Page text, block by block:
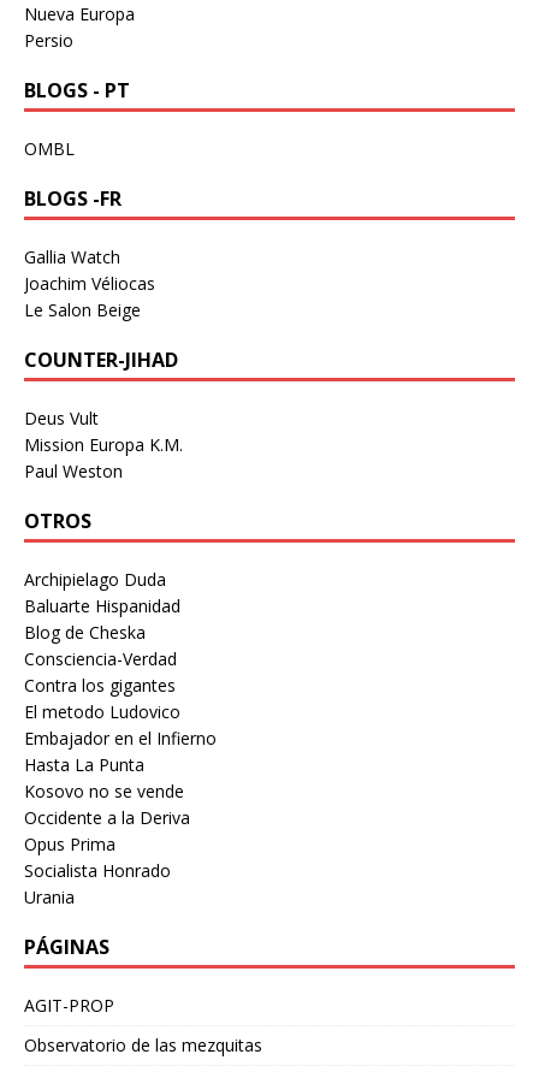
Nueva Europa
Persio
BLOGS - PT
OMBL
BLOGS -FR
Gallia Watch
Joachim Véliocas
Le Salon Beige
COUNTER-JIHAD
Deus Vult
Mission Europa K.M.
Paul Weston
OTROS
Archipielago Duda
Baluarte Hispanidad
Blog de Cheska
Consciencia-Verdad
Contra los gigantes
El metodo Ludovico
Embajador en el Infierno
Hasta La Punta
Kosovo no se vende
Occidente a la Deriva
Opus Prima
Socialista Honrado
Urania
PÁGINAS
AGIT-PROP
Observatorio de las mezquitas